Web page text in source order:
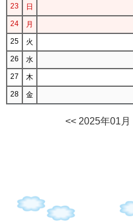
23
日
24
月
25
火
26
水
27
木
28
金
<< 2025年01月